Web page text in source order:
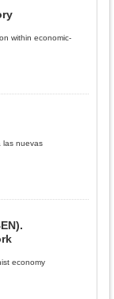
within economic-
las nuevas
economy